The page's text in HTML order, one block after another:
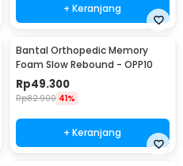
+ Keranjang
Bantal Orthopedic Memory
Foam Slow Rebound - OPP10
Rp49.300
Rp82.900 41%
+ Keranjang